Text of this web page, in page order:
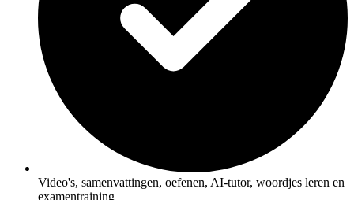
Video's, samenvattingen, oefenen, AI-tutor, woordjes leren en
examentraining